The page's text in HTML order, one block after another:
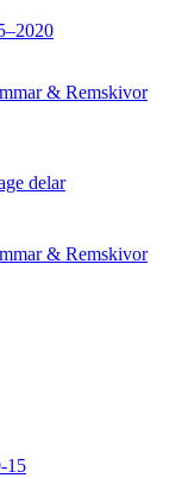
& Remskivor
delar
& Remskivor
15